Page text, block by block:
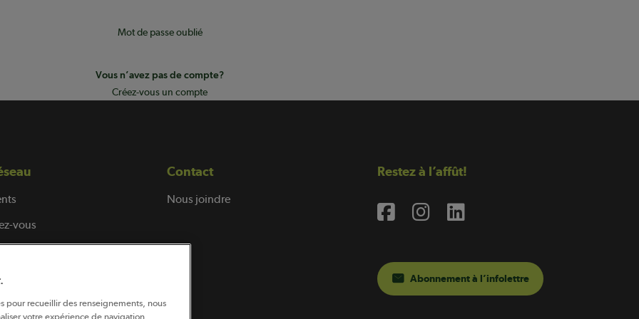
Mot de passe oublié
Vous n’avez pas de compte?
Créez-vous un compte
vous
Contact
Nous joindre
Restez à l’affût!
Abonnement à l’infolettre
pour recueillir des renseignements, nous
votre expérience de navigation,